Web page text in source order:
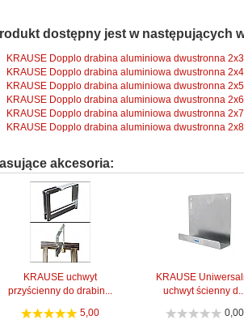
dostępny jest w następujących
KRAUSE Dopplo drabina aluminiowa dwustronna 2x3
KRAUSE Dopplo drabina aluminiowa dwustronna 2x4
KRAUSE Dopplo drabina aluminiowa dwustronna 2x5
KRAUSE Dopplo drabina aluminiowa dwustronna 2x6
KRAUSE Dopplo drabina aluminiowa dwustronna 2x7
KRAUSE Dopplo drabina aluminiowa dwustronna 2x8
akcesoria:
KRAUSE uchwyt
przyścienny do drabin...
5,00
KRAUSE
uchwyt ścienny
0,00